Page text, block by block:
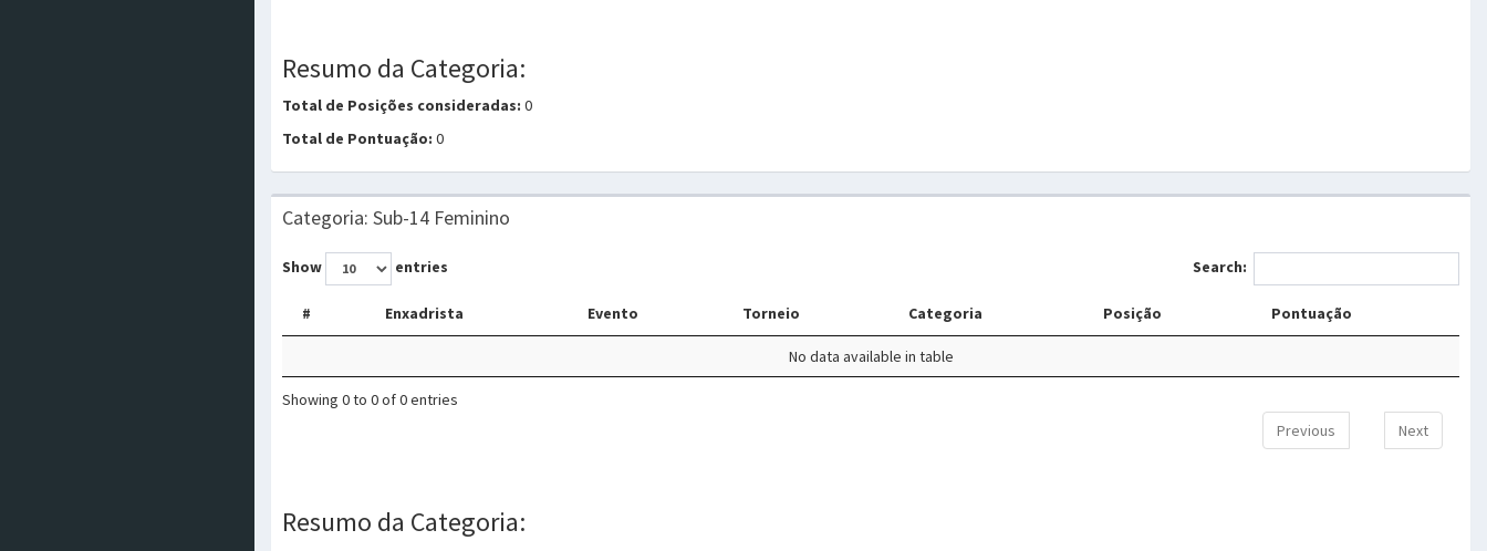
Resumo da Categoria:
Total de Posições consideradas: 0
Total de Pontuação: 0
Categoria: Sub-14 Feminino
Show entries Search:
# Enxadrista Evento Torneio Categoria Posição Pontuação
No data available in table
Showing 0 to 0 of 0 entries
Previous
Next
Resumo da Categoria: